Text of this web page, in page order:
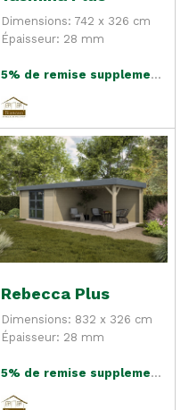
Dimensions: 742 x 326 cm
Épaisseur: 28 mm
5% de remise supplementaire
Rebecca Plus
Dimensions: 832 x 326 cm
Épaisseur: 28 mm
5% de remise supplementaire